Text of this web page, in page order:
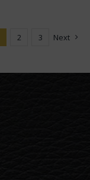
2 3 Next